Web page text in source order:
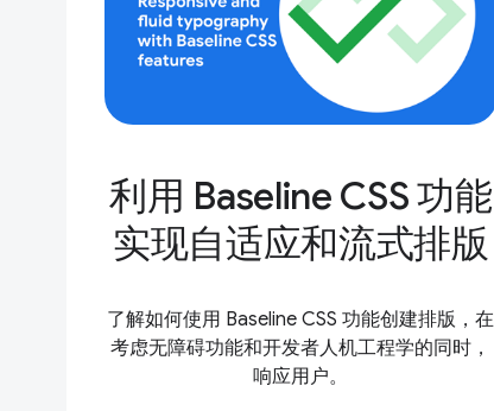
利用 Baseline CSS 功能
实现自适应和流式排版
了解如何使用 Baseline CSS 功能创建排版，在
考虑无障碍功能和开发者人机工程学的同时，
响应用户。